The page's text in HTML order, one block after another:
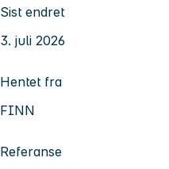
Sist endret
3. juli 2026
Hentet fra
FINN
Referanse